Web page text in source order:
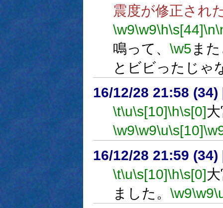
震度が修正され
\w9\w9\h\s[44]\n
鳴って、 \w5ま
とビビったじゃ
16/12/28 21:58 (34)
\t\u\s[10]\h\s[0]
\w9\w9\u\s[10]
16/12/28 21:59 (34)
\t\u\s[10]\h\s[0]
ました。 \w9\w9